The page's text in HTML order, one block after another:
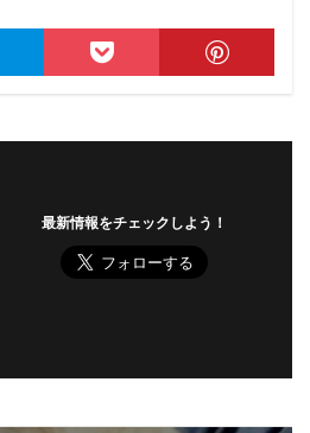
最新情報をチェックしよう！